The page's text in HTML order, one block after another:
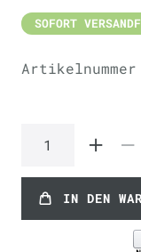
SOFORT
Artikelnummer
IN DEN